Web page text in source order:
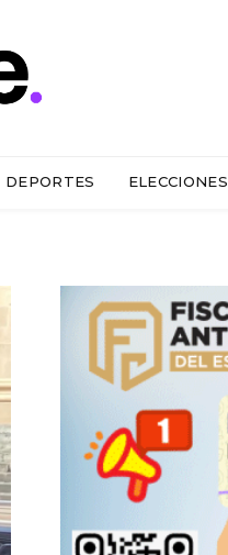
DEPORTES ELECCIONES